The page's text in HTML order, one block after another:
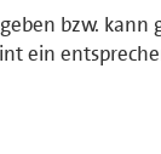
bzw. kann
ein